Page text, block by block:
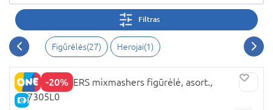
Filtras
Figūrėlės(27) Herojai(1)
-20%
E-KAINA
TRANSFORMERS mixmashers figūrėlė, asort.,
F97305L0